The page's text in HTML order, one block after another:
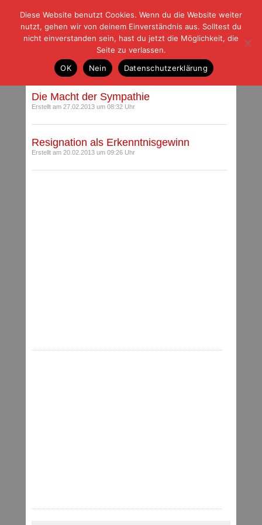
| | |BLOG-GFußball und der Rest
HOME|REGELN|IMPRESSUM |DATENSCHUTZ
Autoren-Archiv
Die Macht der Sympathie
Erstellt am 27.02.2013 um 08:32 Uhr
Resignation als Erkenntnisgewinn
Erstellt am 20.02.2013 um 09:26 Uhr
Diese Website benutzt Cookies. Wenn du die Website weiter
nutzt, gehen wir von deinem Einverständnis aus. Solltest du
nicht einverstanden sein, hast du jetzt die Möglichkeit, die
Seite zu verlassen.
OK
Nein Datenschutzerklärung